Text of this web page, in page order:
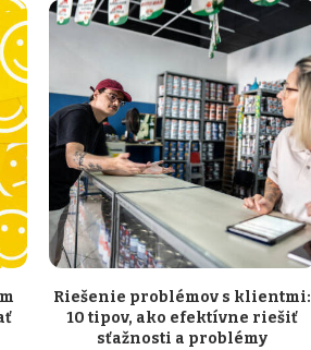
Riešenie problémov s klientmi:
10 tipov, ako efektívne riešiť
sťažnosti a problémy